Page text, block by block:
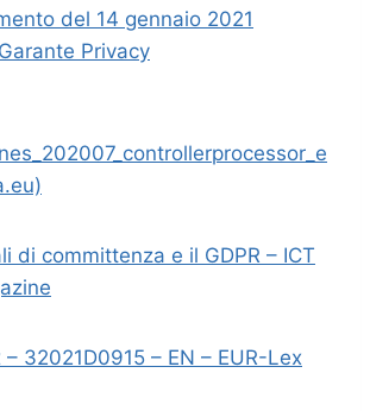
del 14 gennaio 2021
Privacy
di committenza e il GDPR – ICT
– 32021D0915 – EN – EUR-Lex